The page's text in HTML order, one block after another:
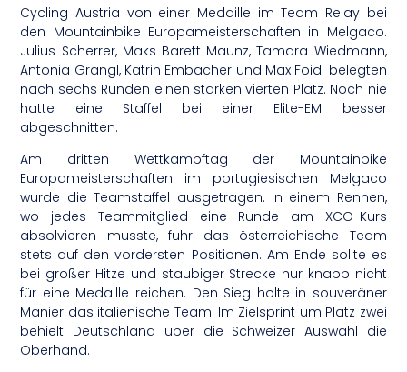
Cycling Austria von einer Medaille im Team Relay bei
den Mountainbike Europameisterschaften in Melgaco.
Julius Scherrer, Maks Barett Maunz, Tamara Wiedmann,
Antonia Grangl, Katrin Embacher und Max Foidl belegten
nach sechs Runden einen starken vierten Platz. Noch nie
hatte eine Staffel bei einer Elite-EM besser
abgeschnitten.
Am dritten Wettkampftag der Mountainbike
Europameisterschaften im portugiesischen Melgaco
wurde die Teamstaffel ausgetragen. In einem Rennen,
wo jedes Teammitglied eine Runde am XCO-Kurs
absolvieren musste, fuhr das österreichische Team
stets auf den vordersten Positionen. Am Ende sollte es
bei großer Hitze und staubiger Strecke nur knapp nicht
für eine Medaille reichen. Den Sieg holte in souveräner
Manier das italienische Team. Im Zielsprint um Platz zwei
behielt Deutschland über die Schweizer Auswahl die
Oberhand.